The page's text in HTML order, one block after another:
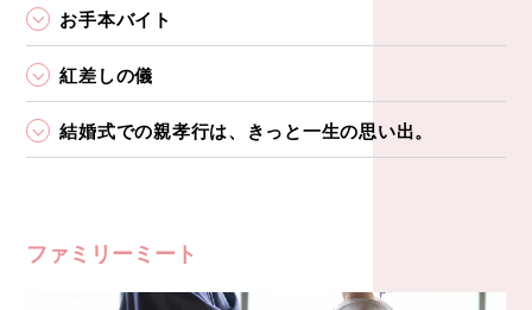
お手本バイト
紅差しの儀
結婚式での親孝行は、きっと一生の思い出。
ファミリーミート